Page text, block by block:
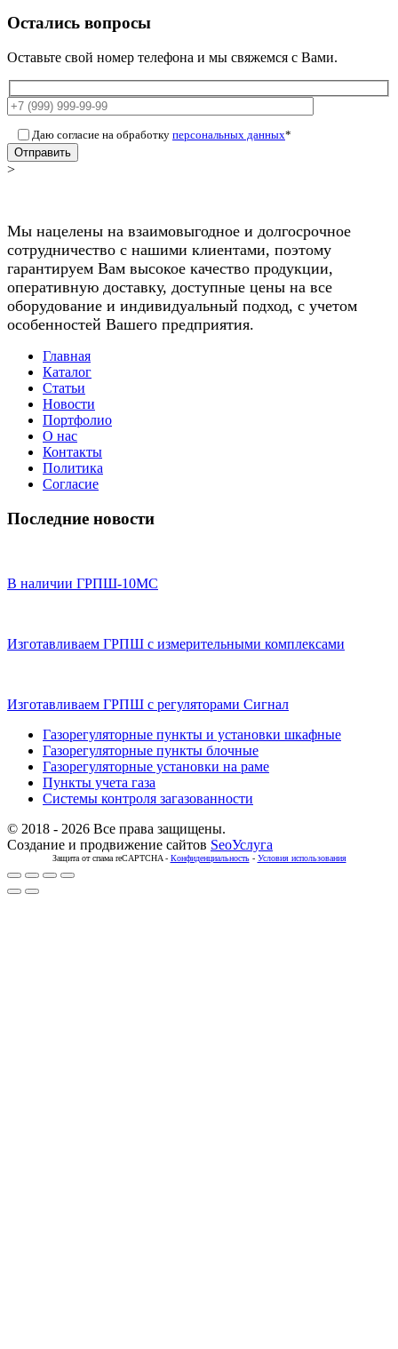
Остались вопросы
Оставьте свой номер телефона и мы свяжемся с Вами.
Даю согласие на обработку персональных данных*
Отправить
>
Мы нацелены на взаимовыгодное и долгосрочное
сотрудничество с нашими клиентами, поэтому
гарантируем Вам высокое качество продукции,
оперативную доставку, доступные цены на все
оборудование и индивидуальный подход, с учетом
особенностей Вашего предприятия.
Главная
Каталог
Статьи
Новости
Портфолио
О нас
Контакты
Политика
Согласие
Последние новости
В наличии ГРПШ-10МС
Изготавливаем ГРПШ с измерительными комплексами
Изготавливаем ГРПШ с регуляторами Сигнал
Газорегуляторные пункты и установки шкафные
Газорегуляторные пункты блочные
Газорегуляторные установки на раме
Пункты учета газа
Системы контроля загазованности
© 2018 - 2026 Все права защищены.
Создание и продвижение сайтов SeoУслуга
Защита от спама reCAPTCHA - Конфиденциальность- Условия использования